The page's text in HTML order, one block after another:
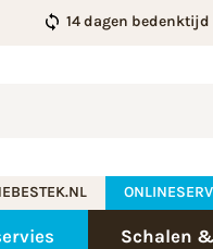
14 dagen bedenktijd
Schalen